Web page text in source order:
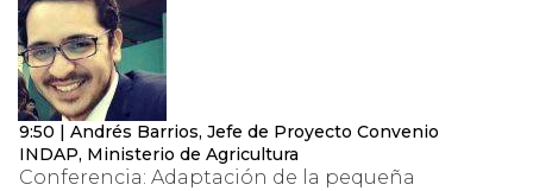
9:50 | Andrés Barrios, Jefe de Proyecto Convenio
INDAP, Ministerio de Agricultura
Conferencia: Adaptación de la pequeña